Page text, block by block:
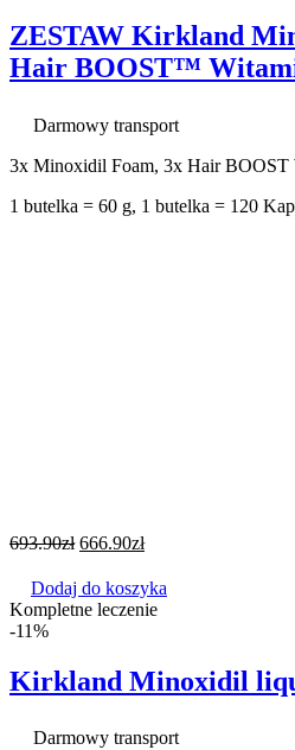
ZESTAW Kirkland
Hair BOOST™
Darmowy transport
3x Minoxidil Foam, 3x Hair BOOST
1 butelka = 60 g, 1 butelka = 120
693.90zł 666.90zł
Dodaj do koszyka
Kompletne leczenie
-11%
Kirkland Minoxidil
Darmowy transport